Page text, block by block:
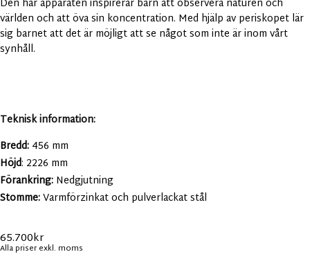
Den här apparaten inspirerar barn att observera naturen och
världen och att öva sin koncentration. Med hjälp av periskopet lär
sig barnet att det är möjligt att se något som inte är inom vårt
synhåll.
Teknisk information:
Bredd: 456 mm
Höjd: 2226 mm
Förankring: Nedgjutning
Stomme:Varmförzinkat och pulverlackat stål
65.700kr
Alla priser exkl. moms